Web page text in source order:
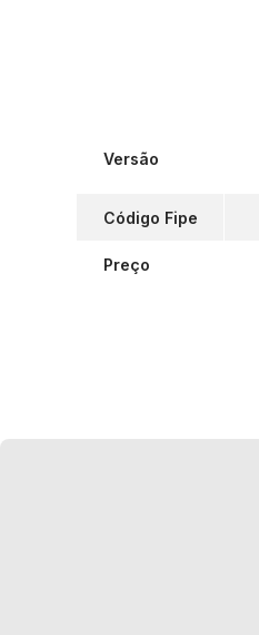
Versão
Código Fipe
Preço